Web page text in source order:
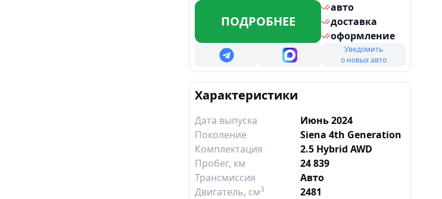
ПОДРОБНЕЕ
авто
доставка
оформление
Уведомить
о новых авто
Характеристики
Дата выпуска
Июнь 2024
Поколение
Siena 4th Generation
Комплектация
2.5 Hybrid AWD
Пробег, км
24 839
Трансмиссия
Авто
Двигатель, см3
2481